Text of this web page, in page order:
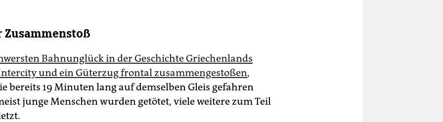
Zusammenstoß
Bahnunglück in der Geschichte Griechenlands
und ein Güterzug frontal zusammengestoßen,
bereits 19 Minuten lang auf demselben Gleis gefahren
junge Menschen wurden getötet, viele weitere zum Teil